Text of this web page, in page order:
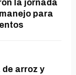
la jornada
para
arroz y